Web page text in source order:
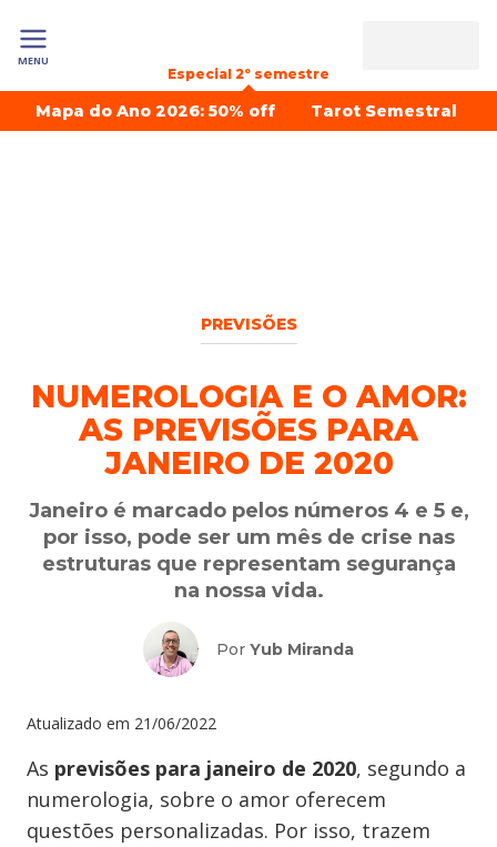
MENU
Especial 2º semestre
Mapa do Ano 2026: 50% off Tarot Semestral
PREVISÕES
NUMEROLOGIA E O AMOR:
AS PREVISÕES PARA
JANEIRO DE 2020
Janeiro é marcado pelos números 4 e 5 e,
por isso, pode ser um mês de crise nas
estruturas que representam segurança
na nossa vida.
Por Yub Miranda
Atualizado em 21/06/2022
As previsões para janeiro de 2020, segundo a
numerologia, sobre o amor oferecem
questões personalizadas. Por isso, trazem